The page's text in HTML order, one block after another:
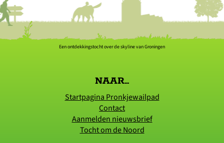
Een ontdekkingstocht over de skyline van Groningen
NAAR...
Startpagina Pronkjewailpad
Contact
Aanmelden nieuwsbrief
Tocht om de Noord